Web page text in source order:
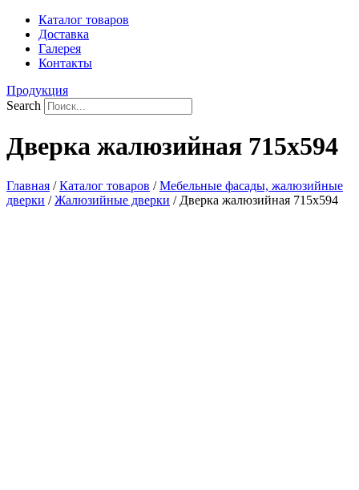
Каталог товаров
Доставка
Галерея
Контакты
Продукция
Search
Дверка жалюзийная 715х594
Главная /Каталог товаров /Мебельные фасады, жалюзийные
дверки /Жалюзийные дверки / Дверка жалюзийная 715х594